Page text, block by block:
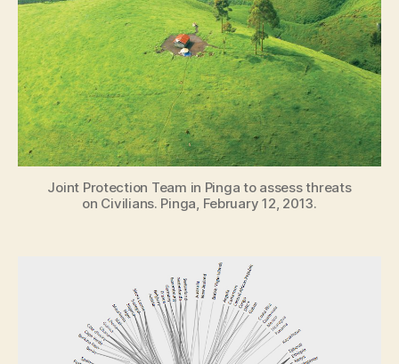
illustration
des
enjeux
géopolitiques
des
données
Joint Protection Team in Pinga to assess threats
on Civilians. Pinga, February 12, 2013.